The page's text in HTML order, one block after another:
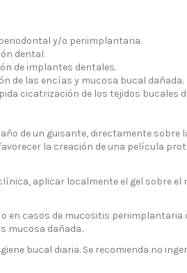
y/o periimplantaria.
dental.
de implantes dentales.
de las encías y mucosa bucal dañada.
cicatrización de los tejidos bucales
de un guisante, directamente
la creación de una película
aplicar localmente el gel sobre
en casos de mucositis
mucosa dañada..
bucal diaria. Se recomienda no